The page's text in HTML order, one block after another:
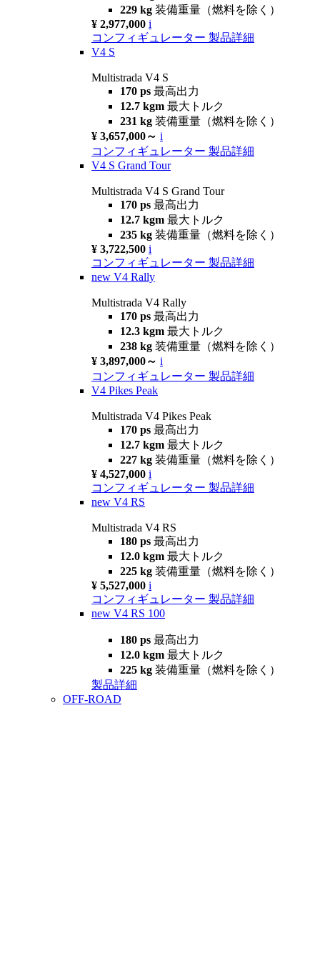
229 kg 装備重量（燃料を除く）
¥ 2,977,000 i
コンフィギュレーター 製品詳細
V4 S
Multistrada V4 S
170 ps 最高出力
12.7 kgm 最大トルク
231 kg 装備重量（燃料を除く）
¥ 3,657,000～ i
コンフィギュレーター 製品詳細
V4 S Grand Tour
Multistrada V4 S Grand Tour
170 ps 最高出力
12.7 kgm 最大トルク
235 kg 装備重量（燃料を除く）
¥ 3,722,500 i
コンフィギュレーター 製品詳細
new V4 Rally
Multistrada V4 Rally
170 ps 最高出力
12.3 kgm 最大トルク
238 kg 装備重量（燃料を除く）
¥ 3,897,000～ i
コンフィギュレーター 製品詳細
V4 Pikes Peak
Multistrada V4 Pikes Peak
170 ps 最高出力
12.7 kgm 最大トルク
227 kg 装備重量（燃料を除く）
¥ 4,527,000 i
コンフィギュレーター 製品詳細
new V4 RS
Multistrada V4 RS
180 ps 最高出力
12.0 kgm 最大トルク
225 kg 装備重量（燃料を除く）
¥ 5,527,000 i
コンフィギュレーター 製品詳細
new V4 RS 100
180 ps 最高出力
12.0 kgm 最大トルク
225 kg 装備重量（燃料を除く）
製品詳細
OFF-ROAD